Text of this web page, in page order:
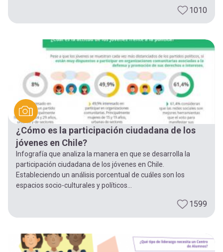
1010
¿Cómo es la participación ciudadana de los
jóvenes en Chile?
Infografía que analiza la manera en que se desarrolla la
participación ciudadana de los jóvenes en Chile.
Estableciendo un análisis porcentual de cuáles son los
espacios socio-culturales y políticos...
1599